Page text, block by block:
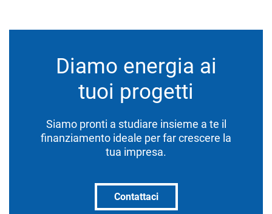
Diamo energia ai
tuoi progetti
Siamo pronti a studiare insieme a te il
finanziamento ideale per far crescere la
tua impresa.
Contattaci